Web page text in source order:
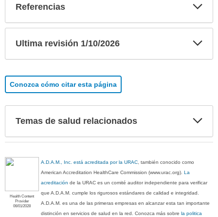
Referencias
Ultima revisión 1/10/2026
Conozca cómo citar esta página
Temas de salud relacionados
Health Content
Provider
06/01/2028
A.D.A.M., Inc. está acreditada por la URAC, también conocido como
American Accreditation HealthCare Commission (www.urac.org).La
acreditación de la URAC es un comité auditor independiente para verificar
que A.D.A.M. cumple los rigurosos estándares de calidad e integridad.
A.D.A.M. es una de las primeras empresas en alcanzar esta tan importante
distinción en servicios de salud en la red. Conozca más sobrela politica